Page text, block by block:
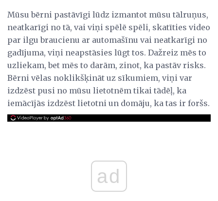
Mūsu bērni pastāvīgi lūdz izmantot mūsu tālruņus,
neatkarīgi no tā, vai viņi spēlē spēli, skatīties video
par ilgu braucienu ar automašīnu vai neatkarīgi no
gadījuma, viņi neapstāsies lūgt tos. Dažreiz mēs to
uzliekam, bet mēs to darām, zinot, ka pastāv risks.
Bērni vēlas noklikšķināt uz sīkumiem, viņi var
izdzēst pusi no mūsu lietotnēm tikai tādēļ, ka
iemācījās izdzēst lietotni un domāju, ka tas ir foršs.
ad